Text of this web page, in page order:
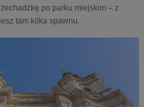
po parku miejskim – z
tam kilka spawnu.